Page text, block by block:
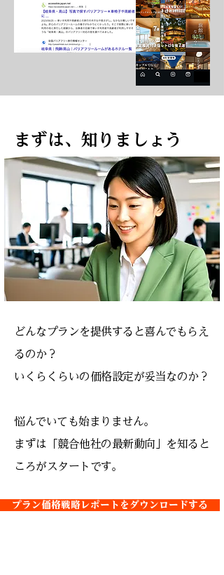
まずは、知りましょう
どんなプランを提供すると喜んでもらえ
るのか？
いくらくらいの価格設定が妥当なのか？
悩んでいても始まりません。
​まずは「競合他社の最新動向」を知ると
ころがスタートです。
プラン価格戦略レポートをダウンロードする